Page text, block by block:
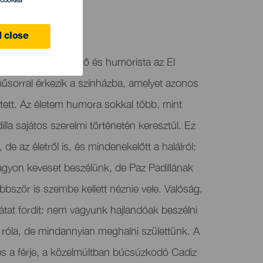
close
színésznő és humorista az El
érkezik a színházba, amelyet azonos
Az életem humora sokkal több, mint
sajátos szerelmi történetén keresztül. Ez
az életről is, és mindenekelőtt a halálról:
keveset beszélünk, de Paz Padillának
is szembe kellett néznie vele. Valóság,
fordít: nem vagyunk hajlandóak beszélni
de mindannyian meghalni születtünk. A
a férje, a közelmúltban búcsúzkodó Cadiz